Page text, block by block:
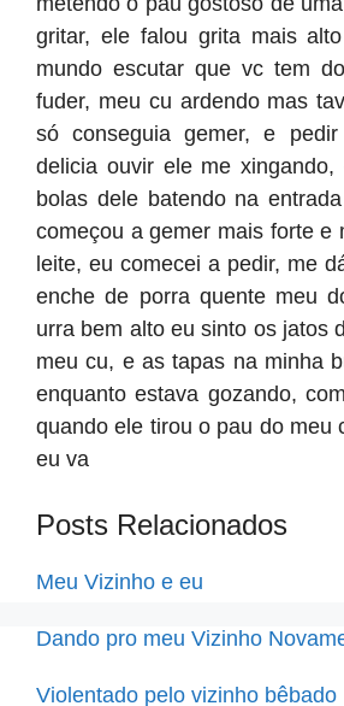
gritar, ele falou grita mais
mundo escutar que vc tem
fuder, meu cu ardendo mas
só conseguia gemer, e
delicia ouvir ele me
bolas dele batendo na
começou a gemer mais forte e
leite, eu comecei a pedir, me
enche de porra quente meu
urra bem alto eu sinto os jatos
meu cu, e as tapas na minha
enquanto estava gozando,
quando ele tirou o pau do meu
eu va
Posts Relacionados
Meu Vizinho e eu
Dando pro meu Vizinho
Violentado pelo vizinho bêbado